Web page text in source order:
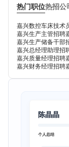
热门职位热招公
嘉兴数控车床技术
嘉兴生产主管招聘
嘉兴生产储备干部
嘉兴总经理助理招
嘉兴质量经理招聘
嘉兴财务经理招聘
陈晶晶
个人总结